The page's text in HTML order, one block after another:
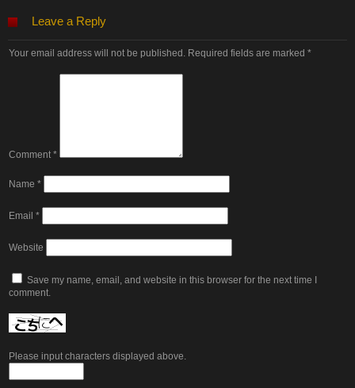
Leave a Reply
Your email address will not be published. Required fields are marked*
Comment*
Name*
Email*
Website
Save my name, email, and website in this browser for the next time I
comment.
Please input characters displayed above.